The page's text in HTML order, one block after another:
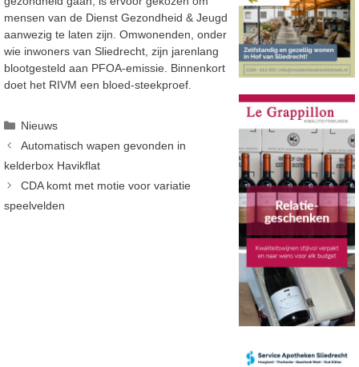
mensen van de Dienst Gezondheid & Jeugd
aanwezig te laten zijn. Omwonenden, onder
wie inwoners van Sliedrecht, zijn jarenlang
blootgesteld aan PFOA-emissie. Binnenkort
doet het RIVM een bloed-steekproef.
Categorieën
Nieuws
Automatisch wapen gevonden in
kelderbox Havikflat
CDA komt met motie voor variatie
speelvelden